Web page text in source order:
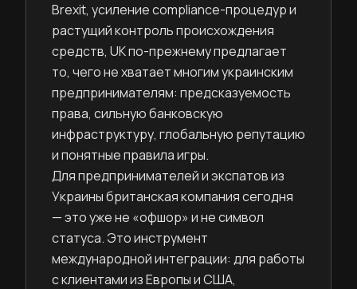
Brexit, усиление compliance-процедур и
растущий контроль происхождения
средств, UK по-прежнему предлагает
то, чего не хватает многим украинским
предпринимателям: предсказуемость
права, сильную банковскую
инфраструктуру, глобальную репутацию
и понятные правила игры.
Для предпринимателей и экспатов из
Украины британская компания сегодня
— это уже не «офшор» и не символ
статуса. Это инструмент
международной интеграции: для работы
с клиентами из Европы и США,